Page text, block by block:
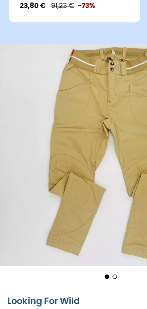
23,80 € 91,23 € -73%
Looking For Wild